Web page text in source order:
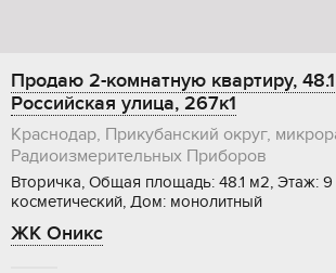
Продаю 2-комнатную квартиру,
Российская улица, 267к1
Краснодар, Прикубанский округ,
Радиоизмерительных Приборов
Вторичка, Общая площадь: 48.1 м2, Этаж: 9
косметический, Дом: монолитный
ЖК Оникс